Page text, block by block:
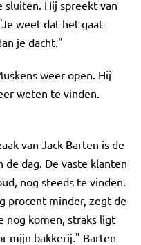
Hij spreekt van
weet dat het gaat
je dacht."
weer open. Hij
weten te vinden.
van Jack Barten is de
de dag. De vaste klanten
nog steeds te vinden.
procent minder, zegt de
nog komen, straks ligt
mijn bakkerij." Barten